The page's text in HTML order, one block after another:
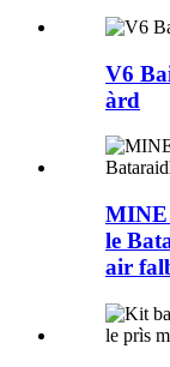
V6
àrd
MINE
le
air